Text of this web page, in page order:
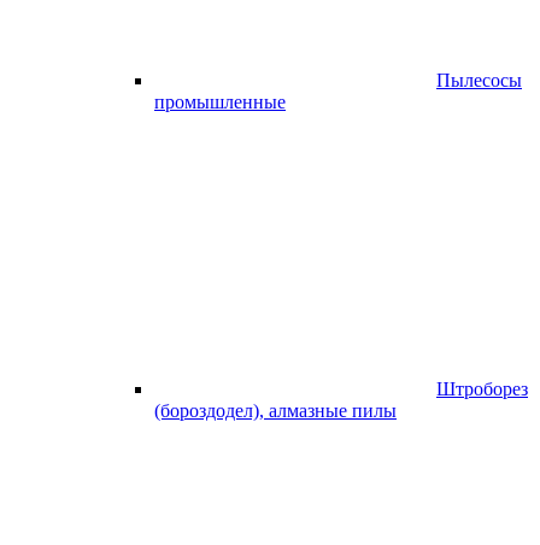
Пылесосы
промышленные
Штроборез
(бороздодел), алмазные пилы